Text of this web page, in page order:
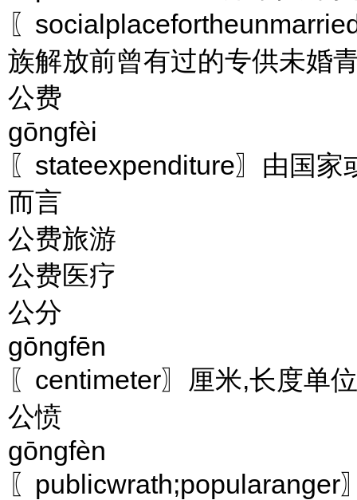
〖
族解放前曾有过的专供未婚
公费
gōngfèi
〖stateexpenditure〗由国
而言
公费旅游
公费医疗
公分
gōngfēn
〖centimeter〗厘米,长度单
公愤
gōngfèn
〖publicwrath;popularanger